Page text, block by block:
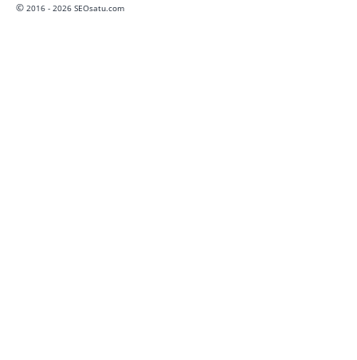
© 2016 - 2026 SEOsatu.com